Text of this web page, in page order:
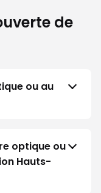
de
ou au
optique ou
Hauts-